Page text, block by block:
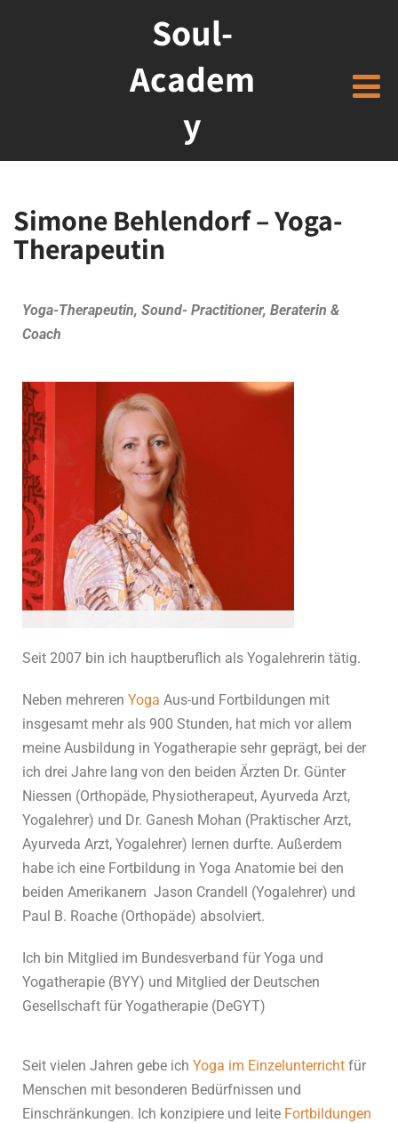
Soul-
Academ
y
Simone Behlendorf – Yoga-
Therapeutin
Yoga-Therapeutin, Sound- Practitioner, Beraterin &
Coach
Simone Behlendorf
Seit 2007 bin ich hauptberuflich als Yogalehrerin tätig.
Neben mehreren Yoga Aus-und Fortbildungen mit
insgesamt mehr als 900 Stunden, hat mich vor allem
meine Ausbildung in Yogatherapie sehr geprägt, bei der
ich drei Jahre lang von den beiden Ärzten Dr. Günter
Niessen (Orthopäde, Physiotherapeut, Ayurveda Arzt,
Yogalehrer) und Dr. Ganesh Mohan (Praktischer Arzt,
Ayurveda Arzt, Yogalehrer) lernen durfte. Außerdem
habe ich eine Fortbildung in Yoga Anatomie bei den
beiden Amerikanern Jason Crandell (Yogalehrer) und
Paul B. Roache (Orthopäde) absolviert.
Ich bin Mitglied im Bundesverband für Yoga und
Yogatherapie (BYY) und Mitglied der Deutschen
Gesellschaft für Yogatherapie (DeGYT)
Seit vielen Jahren gebe ich Yoga im Einzelunterricht für
Menschen mit besonderen Bedürfnissen und
Einschränkungen. Ich konzipiere und leite Fortbildungen